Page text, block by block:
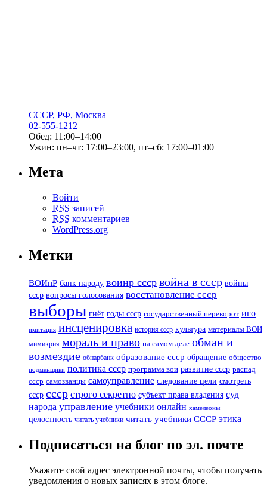
СССР, РФ, Москва
02-555-1212
Обед: 11:00–14:00
Ужин: пн–чт: 17:00–23:00, пт–сб: 17:00–01:00
Мета
Войти
RSS записей
RSS комментариев
WordPress.org
Метки
ВОИнР банк народу воинр ссср война в ссср войны
ссср вопросы голосования восстановление ссср
выборы гнёт годы ссср государственный переворот иго
имитация инсценировка история ссср культура материалы ВОИ
мимикрия мораль и право на самом деле обман и
возмездие обнарбанк образование ссср обращение общество
подменщики политика ссср программа вои развитие ссср распад
ссср самозванцы самоуправление следование цели смотреть
ссср ссср строго секретно субъект права владения суд
народа управление учебники онлайн хамелеоны
целостность читать учебники читать учебники СССР этика
Подписаться на блог по эл. почте
Укажите свой адрес электронной почты, чтобы получать
уведомления о новых записях в этом блоге.